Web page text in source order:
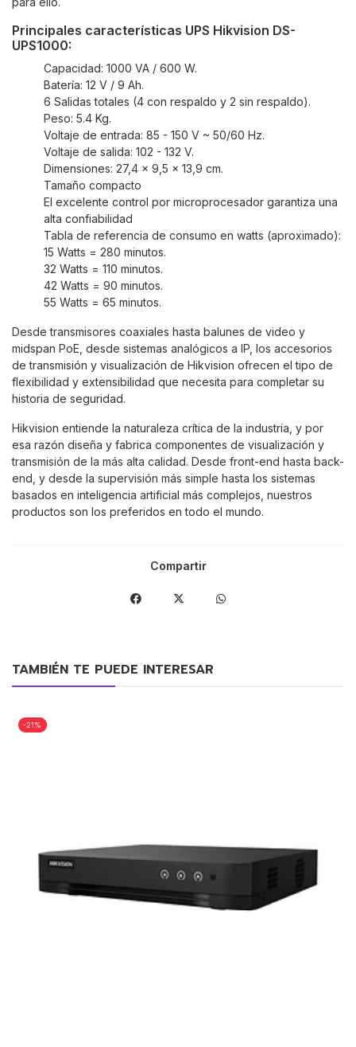
Principales características UPS Hikvision DS-
UPS1000:
Capacidad: 1000 VA / 600 W.
Batería: 12 V / 9 Ah.
6 Salidas totales (4 con respaldo y 2 sin respaldo).
Peso: 5.4 Kg.
Voltaje de entrada: 85 - 150 V ~ 50/60 Hz.
Voltaje de salida: 102 - 132 V.
Dimensiones: 27,4 x 9,5 x 13,9 cm.
Tamaño compacto
El excelente control por microprocesador garantiza una
alta confiabilidad
Tabla de referencia de consumo en watts (aproximado):
15 Watts = 280 minutos.
32 Watts = 110 minutos.
42 Watts = 90 minutos.
55 Watts = 65 minutos.
Desde transmisores coaxiales hasta balunes de video y
midspan PoE, desde sistemas analógicos a IP, los accesorios
de transmisión y visualización de Hikvision ofrecen el tipo de
flexibilidad y extensibilidad que necesita para completar su
historia de seguridad.
Hikvision entiende la naturaleza crítica de la industria, y por
esa razón diseña y fabrica componentes de visualización y
transmisión de la más alta calidad. Desde front-end hasta back-
end, y desde la supervisión más simple hasta los sistemas
basados en inteligencia artificial más complejos, nuestros
productos son los preferidos en todo el mundo.
Compartir
TAMBIÉN TE PUEDE INTERESAR
-21%